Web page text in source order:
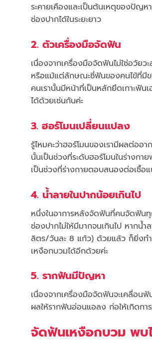
ระคายเคืองและเป็นต้นเหตุของปัญ
ช่องปากได้ในระยะยาว
2. ตัวเครื่องมือจัดฟัน
เนื่องจากเครื่องมือจัดฟันไม่ใช่อวัย
หรือแม้แต่ลักษณะซี่ฟันของคนไข้ที่มีข
คนเรานั้นมีหน้าที่เป็นหลักยึดเกาะฟัน
ได้ด้วยเช่นกันค่ะ
3. ฮอร์โมนเปลี่ยนแปลง
รู้ไหมคะว่าฮอร์โมนของเรามีผลต่ออ
นั้นเป็นช่วงที่ระดับฮอร์โมนในร่างกา
เป็นช่วงที่ร่างกายตอบสนองต่อเชื้อ
4. น้ำลายในปากน้อยเกินไป
หนึ่งในอาการหลังจัดฟันที่คนจัดฟันทุ
ช่องปากไม่ให้มีมากจนเกินไป หากน้
ลิตร/วันละ 8 แก้ว) ด้วยแล้ว ก็ยิ่งทำ
เหงือกบวมได้อีกด้วยค่ะ
5. รากฟันมีปัญหา
เนื่องจากเครื่องมือจัดฟันจะเคลื่อน
ผลให้รากฟันอ่อนแอลง ก่อให้เกิดก
จัดฟันเหงือกบวม พบ